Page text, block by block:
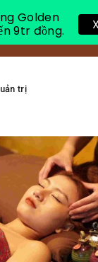
trị
Golden
9tr đồng.